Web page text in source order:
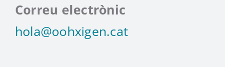
Correu electrònic
hola@oohxigen.cat